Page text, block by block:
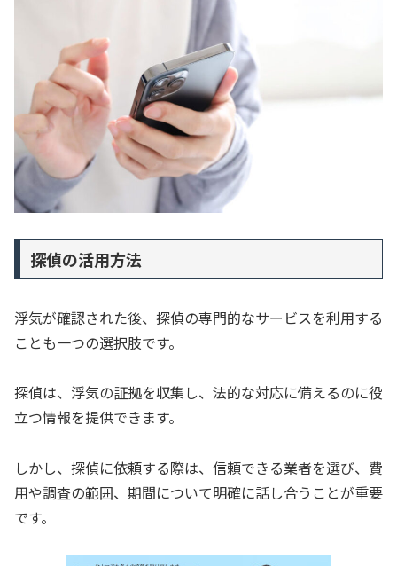
探偵の活用方法
浮気が確認された後、探偵の専門的なサービスを利用する
ことも一つの選択肢です。
探偵は、浮気の証拠を収集し、法的な対応に備えるのに役
立つ情報を提供できます。
しかし、探偵に依頼する際は、信頼できる業者を選び、費
用や調査の範囲、期間について明確に話し合うことが重要
です。